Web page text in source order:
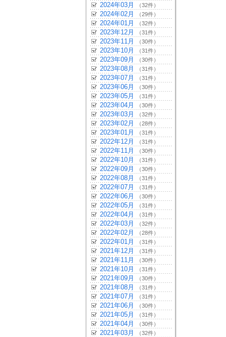
2024年03月 （32件）
2024年02月 （29件）
2024年01月 （32件）
2023年12月 （31件）
2023年11月 （30件）
2023年10月 （31件）
2023年09月 （30件）
2023年08月 （31件）
2023年07月 （31件）
2023年06月 （30件）
2023年05月 （31件）
2023年04月 （30件）
2023年03月 （32件）
2023年02月 （28件）
2023年01月 （31件）
2022年12月 （31件）
2022年11月 （30件）
2022年10月 （31件）
2022年09月 （30件）
2022年08月 （31件）
2022年07月 （31件）
2022年06月 （30件）
2022年05月 （31件）
2022年04月 （31件）
2022年03月 （32件）
2022年02月 （28件）
2022年01月 （31件）
2021年12月 （31件）
2021年11月 （30件）
2021年10月 （31件）
2021年09月 （30件）
2021年08月 （31件）
2021年07月 （31件）
2021年06月 （30件）
2021年05月 （31件）
2021年04月 （30件）
2021年03月 （32件）